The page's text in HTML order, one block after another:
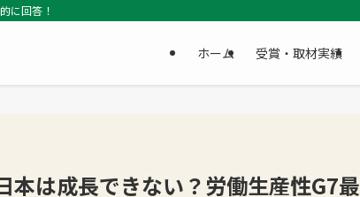
に回答！
ホーム 受賞・取材実績
本は成長できない？労働生産性G7最